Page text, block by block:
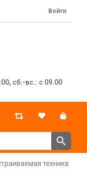
сб.-вс.: с 09.00
Войти
техника